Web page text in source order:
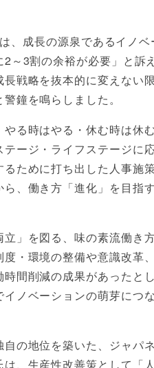
、成長の源泉であるイノベ
～3割の余裕が必要」と訴
戦略を抜本的に変えない
鐘を鳴らしました。
る時はやる・休む時は休
ージ・ライフステージに
ために打ち出した人事施
、働き方「進化」を目指
立」を図る、味の素流働き
・環境の整備や意識改革
間削減の成果があったと
ノベーションの萌芽につ
の地位を築いた、ジャパ
、生産性改善策として「